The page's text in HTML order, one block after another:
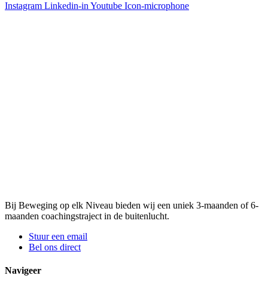
Instagram Linkedin-in Youtube Icon-microphone
Bij Beweging op elk Niveau bieden wij een uniek 3-maanden of 6-
maanden coachingstraject in de buitenlucht.
Stuur een email
Bel ons direct
Navigeer